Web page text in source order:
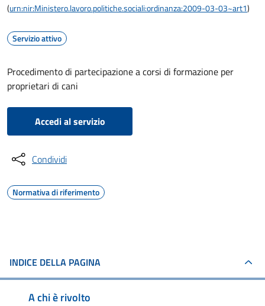
(urn:nir:Ministero.lavoro.politiche.sociali:ordinanza:2009-03-03~art1)
Servizio attivo
Procedimento di partecipazione a corsi di formazione per
proprietari di cani
Accedi al servizio
Condividi
Normativa di riferimento
INDICE DELLA PAGINA
A chi è rivolto